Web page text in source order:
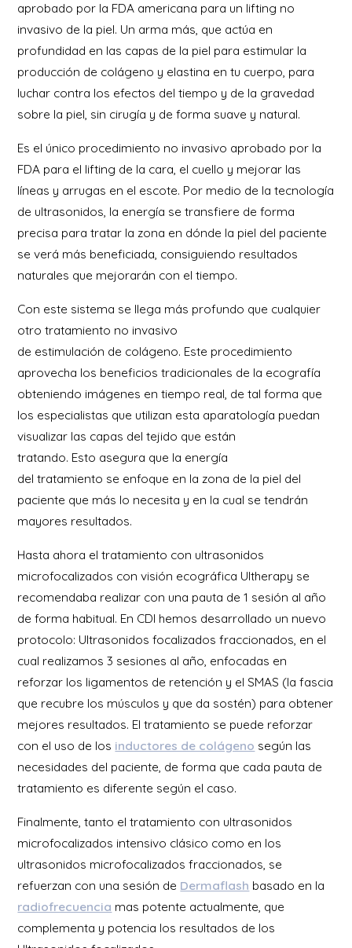
aprobado por la FDA americana para un lifting no
invasivo de la piel. Un arma más, que actúa en
profundidad en las capas de la piel para estimular la
producción de colágeno y elastina en tu cuerpo, para
luchar contra los efectos del tiempo y de la gravedad
sobre la piel, sin cirugía y de forma suave y natural.
Es el único procedimiento no invasivo aprobado por la
FDA para el lifting de la cara, el cuello y mejorar las
líneas y arrugas en el escote. Por medio de la tecnología
de ultrasonidos, la energía se transfiere de forma
precisa para tratar la zona en dónde la piel del paciente
se verá más beneficiada, consiguiendo resultados
naturales que mejorarán con el tiempo.
Con este sistema se llega más profundo que cualquier
otro tratamiento no invasivo
de estimulación de colágeno. Este procedimiento
aprovecha los beneficios tradicionales de la ecografía
obteniendo imágenes en tiempo real, de tal forma que
los especialistas que utilizan esta aparatología puedan
visualizar las capas del tejido que están
tratando. Esto asegura que la energía
del tratamiento se enfoque en la zona de la piel del
paciente que más lo necesita y en la cual se tendrán
mayores resultados.
Hasta ahora el tratamiento con ultrasonidos
microfocalizados con visión ecográfica Ultherapy se
recomendaba realizar con una pauta de 1 sesión al año
de forma habitual. En CDI hemos desarrollado un nuevo
protocolo: Ultrasonidos focalizados fraccionados, en el
cual realizamos 3 sesiones al año, enfocadas en
reforzar los ligamentos de retención y el SMAS (la fascia
que recubre los músculos y que da sostén) para obtener
mejores resultados. El tratamiento se puede reforzar
con el uso de los inductores de colágeno según las
necesidades del paciente, de forma que cada pauta de
tratamiento es diferente según el caso.
Finalmente, tanto el tratamiento con ultrasonidos
microfocalizados intensivo clásico como en los
ultrasonidos microfocalizados fraccionados, se
refuerzan con una sesión de Dermaflash basado en la
radiofrecuencia mas potente actualmente, que
complementa y potencia los resultados de los